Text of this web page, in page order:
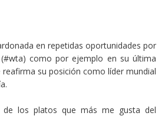
en repetidas oportunidades por
como por ejemplo en su última
su posición como líder mundial
los platos que más me gusta del